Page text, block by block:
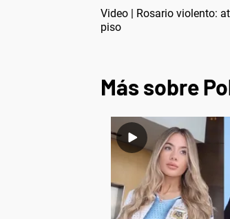
Video | Rosario violento:
piso
Más sobre